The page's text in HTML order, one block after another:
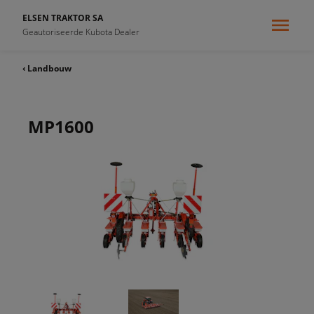
ELSEN TRAKTOR SA
Geautoriseerde Kubota Dealer
‹ Landbouw
MP1600